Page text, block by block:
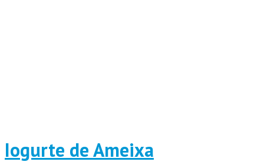
Iogurte de Ameixa